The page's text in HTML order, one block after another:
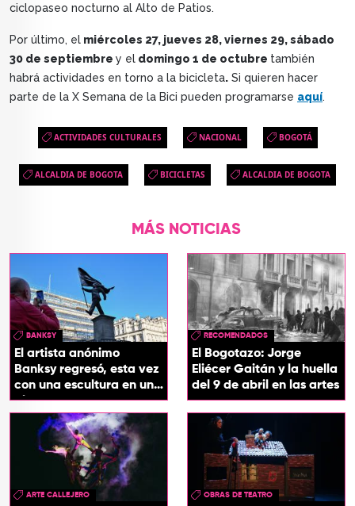
ciclopaseo nocturno al Alto de Patios.
Por último, el miércoles 27, jueves 28, viernes 29, sábado
30 de septiembre y el domingo 1 de octubre también
habrá actividades en torno a la bicicleta. Si quieren hacer
parte de la X Semana de la Bici pueden programarse aquí.
ACTIVIDADES CULTURALES NACIONAL BOGOTÁ
ALCALDIA DE BOGOTA BICICLETAS ALCALDIA DE BOGOTA
MÁS NOTICIAS
BANKSY
El artista anónimo
Banksy regresó, esta vez
con una escultura en una
plaza de Londres
RECOMENDADOS
El Bogotazo: Jorge
Eliécer Gaitán y la huella
del 9 de abril en las artes
ARTE CALLEJERO OBRAS DE TEATRO